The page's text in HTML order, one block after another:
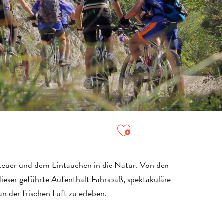
und dem Eintauchen in die Natur. Von den
geführte Aufenthalt Fahrspaß, spektakuläre
der frischen Luft zu erleben.
Ajouter aux